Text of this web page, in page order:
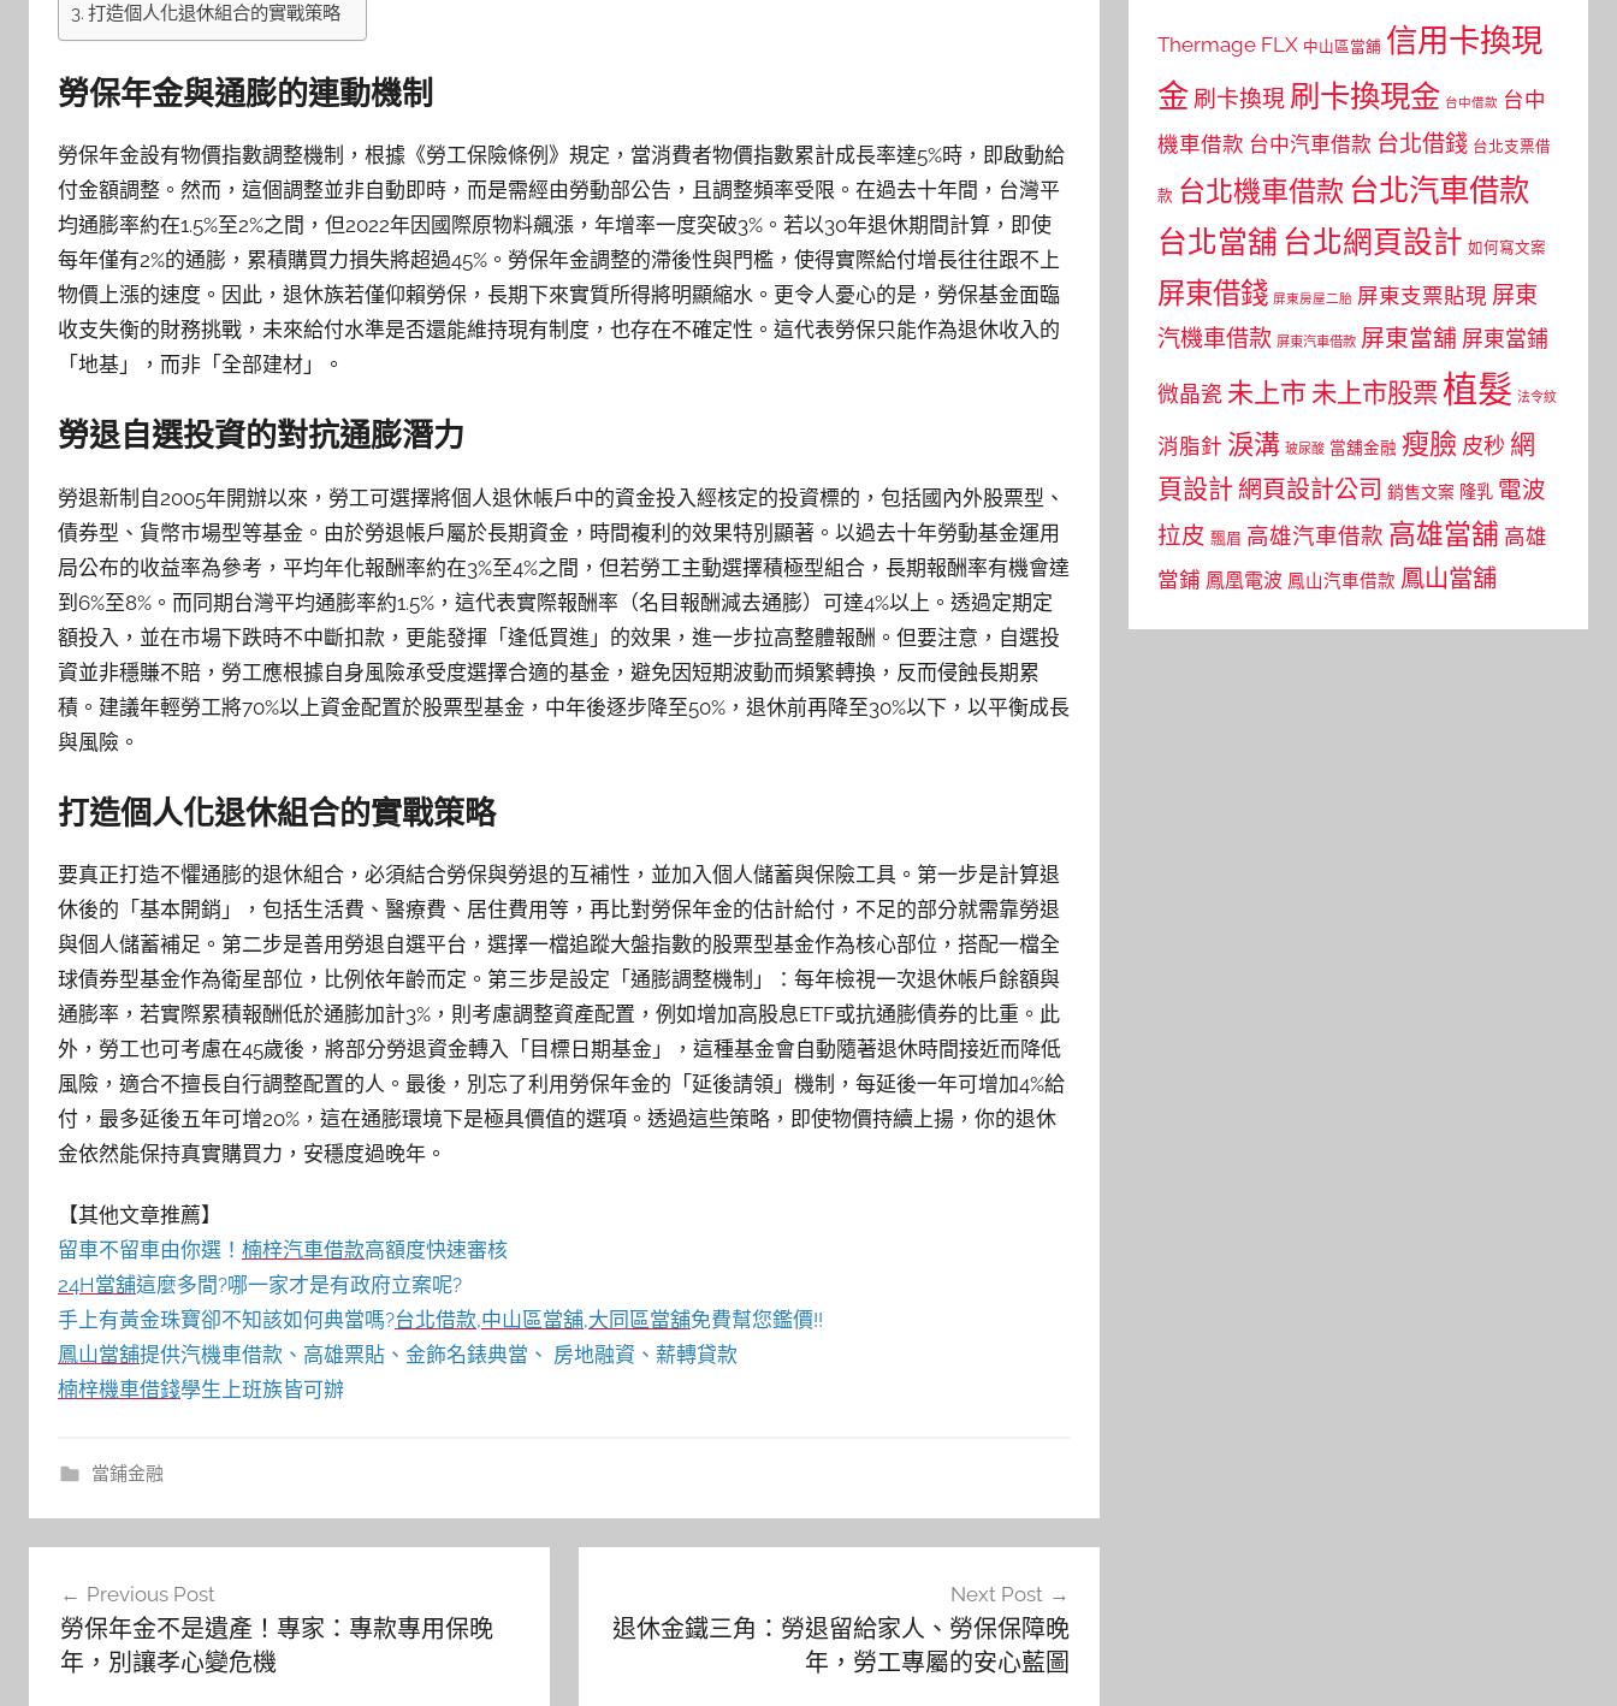
打造個人化退休組合的實戰策略
勞保年金與通膨的連動機制
勞保年金設有物價指數調整機制，根據《勞工保險條例》規定，當消費者物價指數累計成長率達5%時，即啟動給
付金額調整。然而，這個調整並非自動即時，而是需經由勞動部公告，且調整頻率受限。在過去十年間，台灣平
均通膨率約在1.5%至2%之間，但2022年因國際原物料飆漲，年增率一度突破3%。若以30年退休期間計算，即使
每年僅有2%的通膨，累積購買力損失將超過45%。勞保年金調整的滯後性與門檻，使得實際給付增長往往跟不上
物價上漲的速度。因此，退休族若僅仰賴勞保，長期下來實質所得將明顯縮水。更令人憂心的是，勞保基金面臨
收支失衡的財務挑戰，未來給付水準是否還能維持現有制度，也存在不確定性。這代表勞保只能作為退休收入的
「地基」，而非「全部建材」。
勞退自選投資的對抗通膨潛力
勞退新制自2005年開辦以來，勞工可選擇將個人退休帳戶中的資金投入經核定的投資標的，包括國內外股票型、
債券型、貨幣市場型等基金。由於勞退帳戶屬於長期資金，時間複利的效果特別顯著。以過去十年勞動基金運用
局公布的收益率為參考，平均年化報酬率約在3%至4%之間，但若勞工主動選擇積極型組合，長期報酬率有機會達
到6%至8%。而同期台灣平均通膨率約1.5%，這代表實際報酬率（名目報酬減去通膨）可達4%以上。透過定期定
額投入，並在市場下跌時不中斷扣款，更能發揮「逢低買進」的效果，進一步拉高整體報酬。但要注意，自選投
資並非穩賺不賠，勞工應根據自身風險承受度選擇合適的基金，避免因短期波動而頻繁轉換，反而侵蝕長期累
積。建議年輕勞工將70%以上資金配置於股票型基金，中年後逐步降至50%，退休前再降至30%以下，以平衡成長
與風險。
打造個人化退休組合的實戰策略
要真正打造不懼通膨的退休組合，必須結合勞保與勞退的互補性，並加入個人儲蓄與保險工具。第一步是計算退
休後的「基本開銷」，包括生活費、醫療費、居住費用等，再比對勞保年金的估計給付，不足的部分就需靠勞退
與個人儲蓄補足。第二步是善用勞退自選平台，選擇一檔追蹤大盤指數的股票型基金作為核心部位，搭配一檔全
球債券型基金作為衛星部位，比例依年齡而定。第三步是設定「通膨調整機制」：每年檢視一次退休帳戶餘額與
通膨率，若實際累積報酬低於通膨加計3%，則考慮調整資產配置，例如增加高股息ETF或抗通膨債券的比重。此
外，勞工也可考慮在45歲後，將部分勞退資金轉入「目標日期基金」，這種基金會自動隨著退休時間接近而降低
風險，適合不擅長自行調整配置的人。最後，別忘了利用勞保年金的「延後請領」機制，每延後一年可增加4%給
付，最多延後五年可增20%，這在通膨環境下是極具價值的選項。透過這些策略，即使物價持續上揚，你的退休
金依然能保持真實購買力，安穩度過晚年。
【其他文章推薦】
留車不留車由你選！ 楠梓汽車借款高額度快速審核
24H當舖這麼多間?哪一家才是有政府立案呢?
手上有黃金珠寶卻不知該如何典當嗎?台北借款,中山區當舖,大同區當舖免費幫您鑑價!!
鳳山當舖提供汽機車借款、高雄票貼、金飾名錶典當、 房地融資、薪轉貸款
楠梓機車借錢學生上班族皆可辦
當鋪金融
Previous Post
勞保年金不是遺產！專家：專款專用保晚
年，別讓孝心變危機
Next Post
退休金鐵三角：勞退留給家人、勞保保障晚
年，勞工專屬的安心藍圖
Thermage FLX 中山區當舖 信用卡換現
金 刷卡換現 刷卡換現金 台中借款 台中
機車借款 台中汽車借款 台北借錢 台北支票借
款 台北機車借款 台北汽車借款
台北當舖 台北網頁設計 如何寫文案
屏東借錢 屏東房屋二胎 屏東支票貼現 屏東
汽機車借款 屏東汽車借款 屏東當舖 屏東當鋪
微晶瓷 未上市 未上市股票植髮 法令紋
消脂針 淚溝 玻尿酸 當舖金融 瘦臉 皮秒 網
頁設計 網頁設計公司 銷售文案 隆乳 電波
拉皮 飄眉 高雄汽車借款 高雄當舖 高雄
當鋪 鳳凰電波 鳳山汽車借款 鳳山當舖